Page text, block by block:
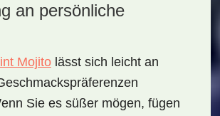
an persönliche
Mojitolässt sich leicht an
Sie es süßer mögen, fügen